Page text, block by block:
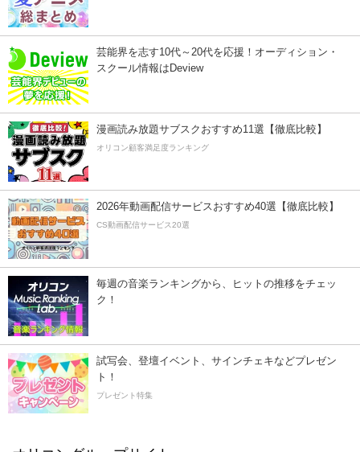
芸能界を志す10代～20代を応援！オーディション・
スクール情報はDeview
漫画読み放題サブスクおすすめ11選【徹底比較】
オリコン顧客満足度ランキング
2026年動画配信サービスおすすめ40選【徹底比較】
CS動画配信サービス20選
毎週の音楽ランキングから、ヒットの推移をチェッ
ク！
試写会、登壇イベント、サインチェキなどプレゼン
ト！
プレゼント特集